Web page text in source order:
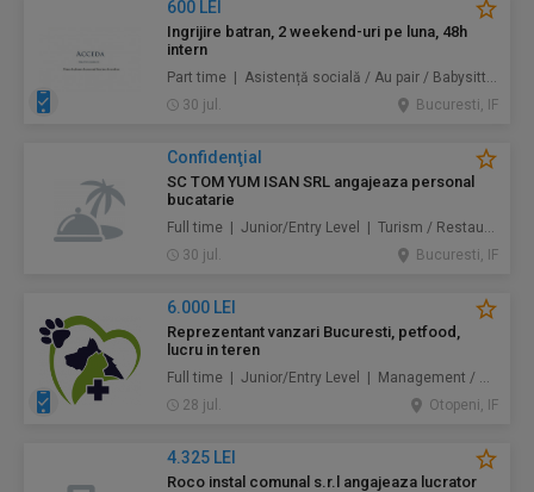
600 LEI
Ingrijire batran, 2 weekend-uri pe luna, 48h
intern
Part time | Asistență socială / Au pair / Babysitter / Curăţenie / Prestări servicii
30 jul.
Bucuresti, IF
Confidenţial
SC TOM YUM ISAN SRL angajeaza personal
bucatarie
Full time | Junior/Entry Level | Turism / Restaurante / Hoteluri
30 jul.
Bucuresti, IF
6.000 LEI
Reprezentant vanzari Bucuresti, petfood,
lucru in teren
Full time | Junior/Entry Level | Management / Vânzări
28 jul.
Otopeni, IF
4.325 LEI
Roco instal comunal s.r.l angajeaza lucrator